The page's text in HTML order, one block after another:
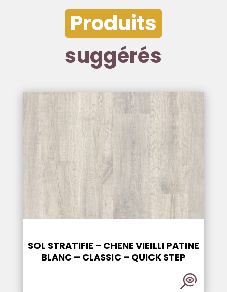
Produits
suggérés
SOL STRATIFIE – CHENE VIEILLI PATINE
BLANC – CLASSIC – QUICK STEP